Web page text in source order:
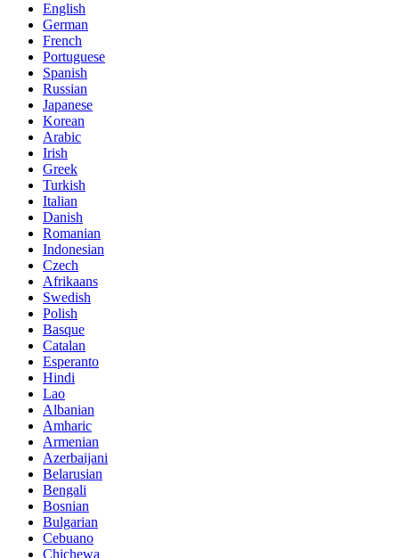
English
German
French
Portuguese
Spanish
Russian
Japanese
Korean
Arabic
Irish
Greek
Turkish
Italian
Danish
Romanian
Indonesian
Czech
Afrikaans
Swedish
Polish
Basque
Catalan
Esperanto
Hindi
Lao
Albanian
Amharic
Armenian
Azerbaijani
Belarusian
Bengali
Bosnian
Bulgarian
Cebuano
Chichewa